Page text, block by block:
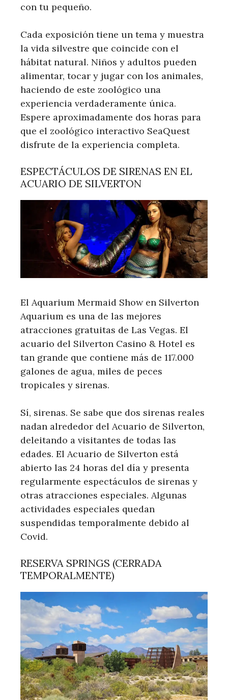
con tu pequeño.
Cada exposición tiene un tema y muestra
la vida silvestre que coincide con el
hábitat natural. Niños y adultos pueden
alimentar, tocar y jugar con los animales,
haciendo de este zoológico una
experiencia verdaderamente única.
Espere aproximadamente dos horas para
que el zoológico interactivo SeaQuest
disfrute de la experiencia completa.
ESPECTÁCULOS DE SIRENAS EN EL
ACUARIO DE SILVERTON
El Aquarium Mermaid Show en Silverton
Aquarium es una de las mejores
atracciones gratuitas de Las Vegas. El
acuario del Silverton Casino & Hotel es
tan grande que contiene más de 117.000
galones de agua, miles de peces
tropicales y sirenas.
Sí, sirenas. Se sabe que dos sirenas reales
nadan alrededor del Acuario de Silverton,
deleitando a visitantes de todas las
edades. El Acuario de Silverton está
abierto las 24 horas del día y presenta
regularmente espectáculos de sirenas y
otras atracciones especiales. Algunas
actividades especiales quedan
suspendidas temporalmente debido al
Covid.
RESERVA SPRINGS (CERRADA
TEMPORALMENTE)